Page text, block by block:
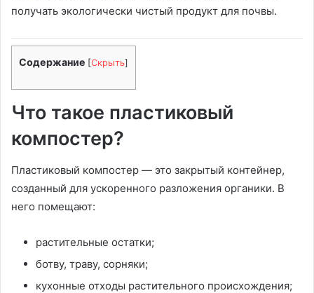
получать экологически чистый продукт для почвы.
Содержание [Скрыть]
Что такое пластиковый
компостер?
Пластиковый компостер — это закрытый контейнер,
созданный для ускоренного разложения органики. В
него помещают:
растительные остатки;
ботву, траву, сорняки;
кухонные отходы растительного происхождения;